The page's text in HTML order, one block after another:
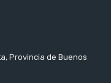
Provincia de Buenos